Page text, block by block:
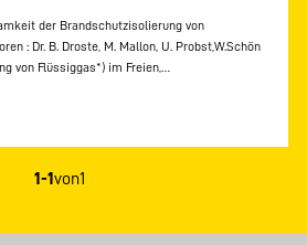
der Brandschutzisolierung von
: Dr. B. Droste, M. Mallon, U. Probst,W.Schön
von Flüssiggas*) im Freien,…
1-1von1